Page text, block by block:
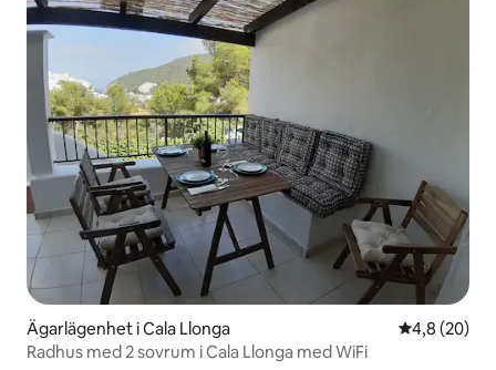
Ägarlägenhet i Cala Llonga 4,8 av 5 i
4,8 (20)
Radhus med 2 sovrum i Cala Llonga med WiFi